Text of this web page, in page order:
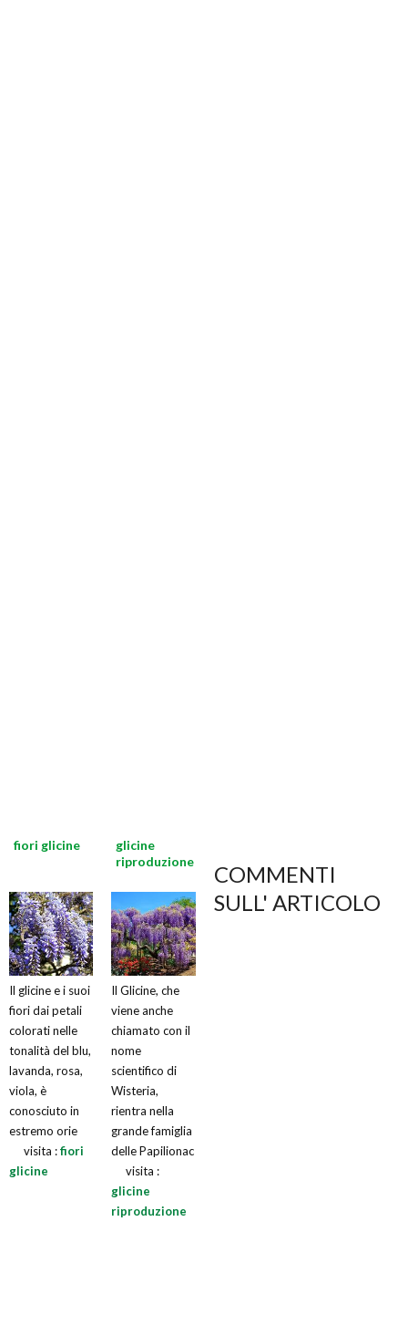
fiori glicine
Il glicine e i suoi
fiori dai petali
colorati nelle
tonalità del blu,
lavanda, rosa,
viola, è
conosciuto in
estremo orie
visita :fiori
glicine
glicine
riproduzione
Il Glicine, che
viene anche
chiamato con il
nome
scientifico di
Wisteria,
rientra nella
grande famiglia
delle Papilionac
visita :
glicine
riproduzione
COMMENTI
SULL' ARTICOLO